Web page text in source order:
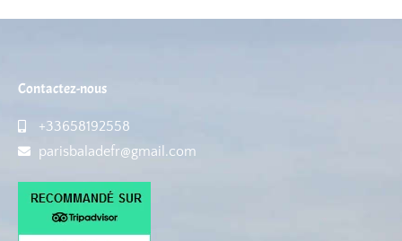
Contactez-nous
+33658192558
parisbaladefr@gmail.com